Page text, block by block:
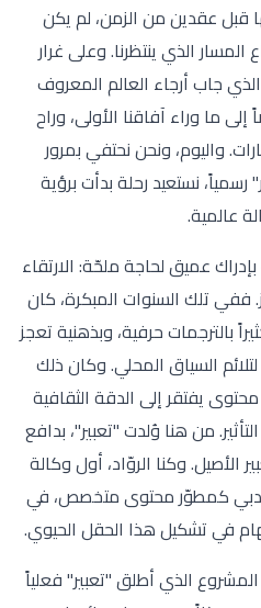
قبل عقدين من الزمن، لم يكن
الذي ينتظرنا. وعلى غرار
جاب أرجاء العالم المعروف
ما وراء آفاقنا الأولى، وراح
واليوم، ونحن نحتفي بمرور
نستعيد رحلة بدأت برؤية
عالمية.
عميق لحاجة ملحّة: الارتقاء
ففي تلك السنوات المبكرة، كان
بالترجمات حرفية، وبذهنية تعجز
السياق المحلي. وكان ذلك
يفتقر إلى الدقة الثقافية
من هنا وُلدت "تعبير"، بدافع
الأصيل. وكنا الروّاد، أول وكالة
دبي كمطوّر محتوى متخصص، في
في تشكيل هذا الحقل الحيوي.
الذي أطلق "تعبير" فعلياً